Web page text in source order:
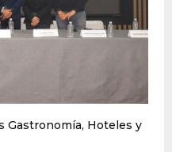
Gastronomía, Hoteles y